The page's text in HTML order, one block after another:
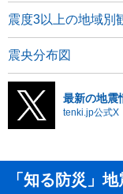
震度3以上の地域別
震央分布図
最新の地震
tenki.jp公式X
「知る防災」地